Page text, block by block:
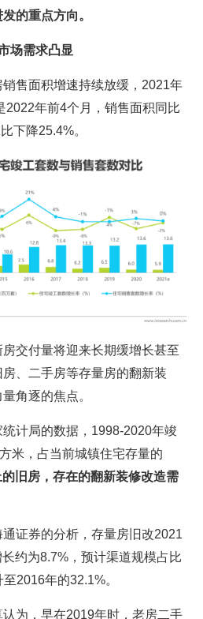
的重点方向。
场需求凸显
售面积增速持续放缓，2021年
2022年前4个月，销售面积同比
下降25.4%。
交付量将迎来长期缓增长甚至
、二手房等存量房的翻新装
角逐的焦点。
计局的数据，1998-2020年竣
米，占当前城镇住宅存量的
旧房，存在的翻新装修改造需
证券的分析，存量房旧改2021
约为8.7%，预计渠道规模占比
2016年的32.1%。
为，早在2019年时，老房二手